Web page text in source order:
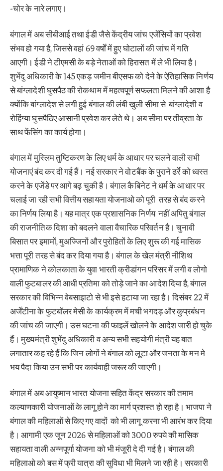
-चोर के नारे लगाए।
बंगाल में अब सीबीआई तथा ईडी जैसे केंद्रीय जांच एजेंसियों का प्रवेश
संभव हो गया है, जिससे वहां 69 वर्षों में हुए घोटालों की जांच में गति
आएगी। ईडी ने टीएमसी के बड़े नेताओं को हिरासत में ले भी लिया है।
शुभेंदु अधिकारी के 145 एकड़ जमीन बीएसफ को देने के ऐतिहासिक निर्णय
से बांग्लादेशी घुसपैठ की रोकथाम में महत्वपूर्ण सफलता मिलने की आशा है
क्योंकि बांग्लादेश से लगी हुई बंगाल की लंबी खुली सीमा से बांग्लादेशी व
रोहिंग्या घुसपैठिए आसानी प्रवेश कर लेते थे। अब सीमा पर तीव्रता के
साथ फेंसिंग का कार्य होगा।
बंगाल में मुस्लिम तुष्टिकरण के लिए धर्म के आधार पर चलने वाली सभी
योजनाएं बंद कर दी गई हैं। नई सरकार ने वोटबैंक के पुराने ढर्रे को ध्वस्त
करने के एजेंडे पर आगे बढ़ चुकी है। बंगाल कैबिनेट ने धर्म के आधार पर
चलाई जा रही सभी वित्तीय सहायता योजनाओ को पूरी तरह से बंद करने
का निर्णय लिया है। यह मात्र एक प्रशासनिक निर्णय नहीं अपितु बंगाल
की राजनीतिक दिशा को बदलने वाला वैचारिक परिवर्तन है। चुनावी
बिसात पर इमामों, मुअज्जिनों और पुरोहितों के लिए शुरू की गई मासिक
भत्ता पूरी तरह से बंद कर दिया गया है। बंगाल के खेल मंत्री नीशिथ
प्रामाणिक ने कोलकाता के युवा भारती क्रीडांगन परिसर में लगी व लोगो
वाली फुटबालर की आधी प्रतिमा को तोड़े जाने का आदेश दिया है, बंगाल
सरकार की विभिन्न वेबसाइाटो से भी इसे हटाया जा रहा है। दिसंबर 22 में
अर्जेंटीना के फुटबॉलर मेसी के कार्यक्रम में मची भगदड़ और कुप्रबंधन
की जांच की जाएगी। उस घटना की फाइलें खोलने के आदेश जारी हो चुके
हैं। मुख्यमंत्री शुभेंदु अधिकारी व अन्य सभी सहयोगी मंत्री यह बात
लगातार कह रहे हैं कि जिन लोगों ने बंगाल को लूटा और जनता के मन मे
भय पैदा किया उन सभी पर कार्यवाही जरूर की जाएगी।
बंगाल में अब आयुष्मान भारत योजना सहित केंद्र सरकार की तमाम
कल्याणकारी योजनाओं के लागू होने का मार्ग प्रशस्त हो रहा है। भाजपा ने
बंगाल की महिलाओं से किए गए वादों को भी लागू करना भी आरंभ कर दिया
है। आगामी एक जून 2026 से महिलाओं को 3000 रुपये की मासिक
सहायता वाली अन्नपूर्णा योजना को भी मंजूरी दे दी गई है। बंगाल की
महिलाओ को बस में फ्री यात्रा की सुविधा भी मिलने जा रही है। सरकारी